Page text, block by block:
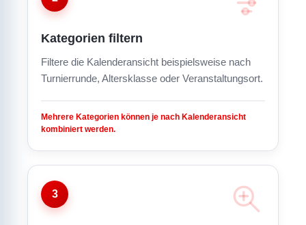
Kategorien filtern
Filtere die Kalenderansicht beispielsweise nach
Turnierrunde, Altersklasse oder Veranstaltungsort.
Mehrere Kategorien können je nach Kalenderansicht
kombiniert werden.
3